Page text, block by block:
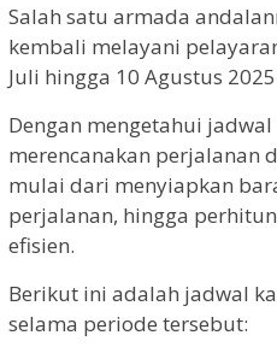
Salah satu armada
kembali melayani
Juli hingga 10 Agustus
Dengan mengetahui
merencanakan perjalanan
mulai dari menyiapkan
perjalanan, hingga
efisien.
Berikut ini adalah jadwal
selama periode tersebut: